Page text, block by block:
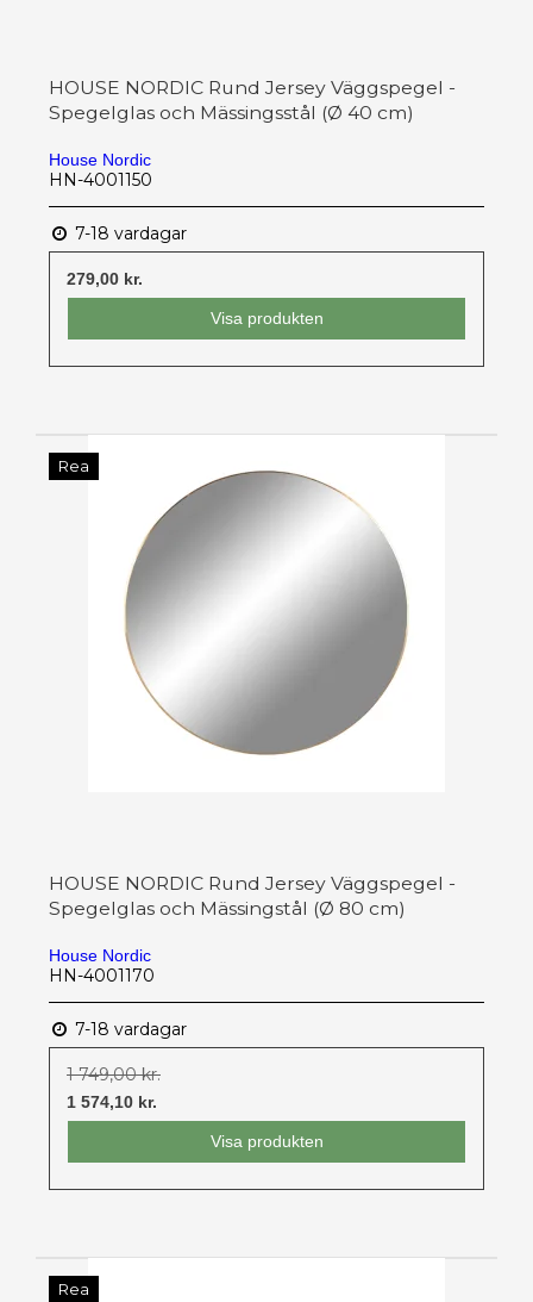
HOUSE NORDIC Rund Jersey Väggspegel -
Spegelglas och Mässingsstål (Ø 40 cm)
House Nordic
HN-4001150
7-18 vardagar
279,00 kr.
Visa produkten
Rea
HOUSE NORDIC Rund Jersey Väggspegel -
Spegelglas och Mässingstål (Ø 80 cm)
House Nordic
HN-4001170
7-18 vardagar
1 749,00 kr.
1 574,10 kr.
Visa produkten
Rea